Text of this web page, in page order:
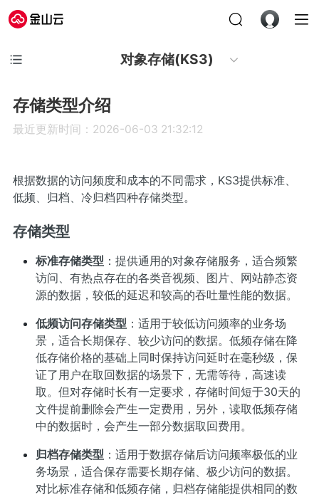
对象存储(KS3)
存储类型介绍
最近更新时间：2026-06-03 21:32:12
根据数据的访问频度和成本的不同需求，KS3提供标准、
低频、归档、冷归档四种存储类型。
存储类型
标准存储类型 ：提供通用的对象存储服务，适合频繁
访问、有热点存在的各类音视频、图片、网站静态资
源的数据，较低的延迟和较高的吞吐量性能的数据。
低频访问存储类型 ：适用于较低访问频率的业务场
景，适合长期保存、较少访问的数据。低频存储在降
低存储价格的基础上同时保持访问延时在毫秒级，保
证了用户在取回数据的场景下，无需等待，高速读
取。但对存储时长有一定要求，存储时间短于30天的
文件提前删除会产生一定费用，另外，读取低频存储
中的数据时，会产生一部分数据取回费用。
归档存储类型 ：适用于数据存储后访问频率极低的业
务场景，适合保存需要长期存储、极少访问的数据。
对比标准存储和低频存储，归档存储能提供相同的数